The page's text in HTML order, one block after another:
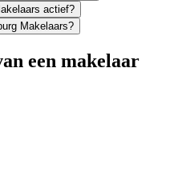
actief?
Makelaars?
een makelaar